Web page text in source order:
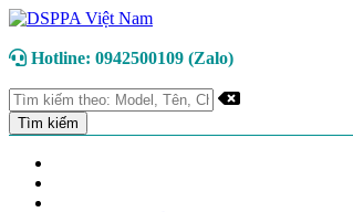
Hotline: 0942500109 (Zalo)